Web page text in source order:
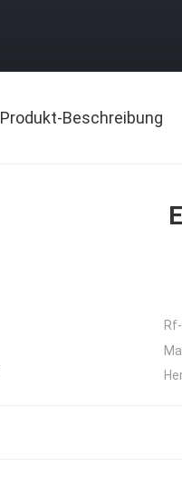
Produkt-Beschreibung